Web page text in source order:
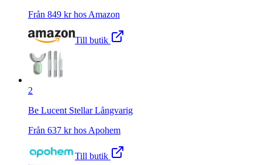
Från 849 kr hos Amazon
Till butik
2
Be Lucent Stellar Långvarig
Från 637 kr hos Apohem
Till butik